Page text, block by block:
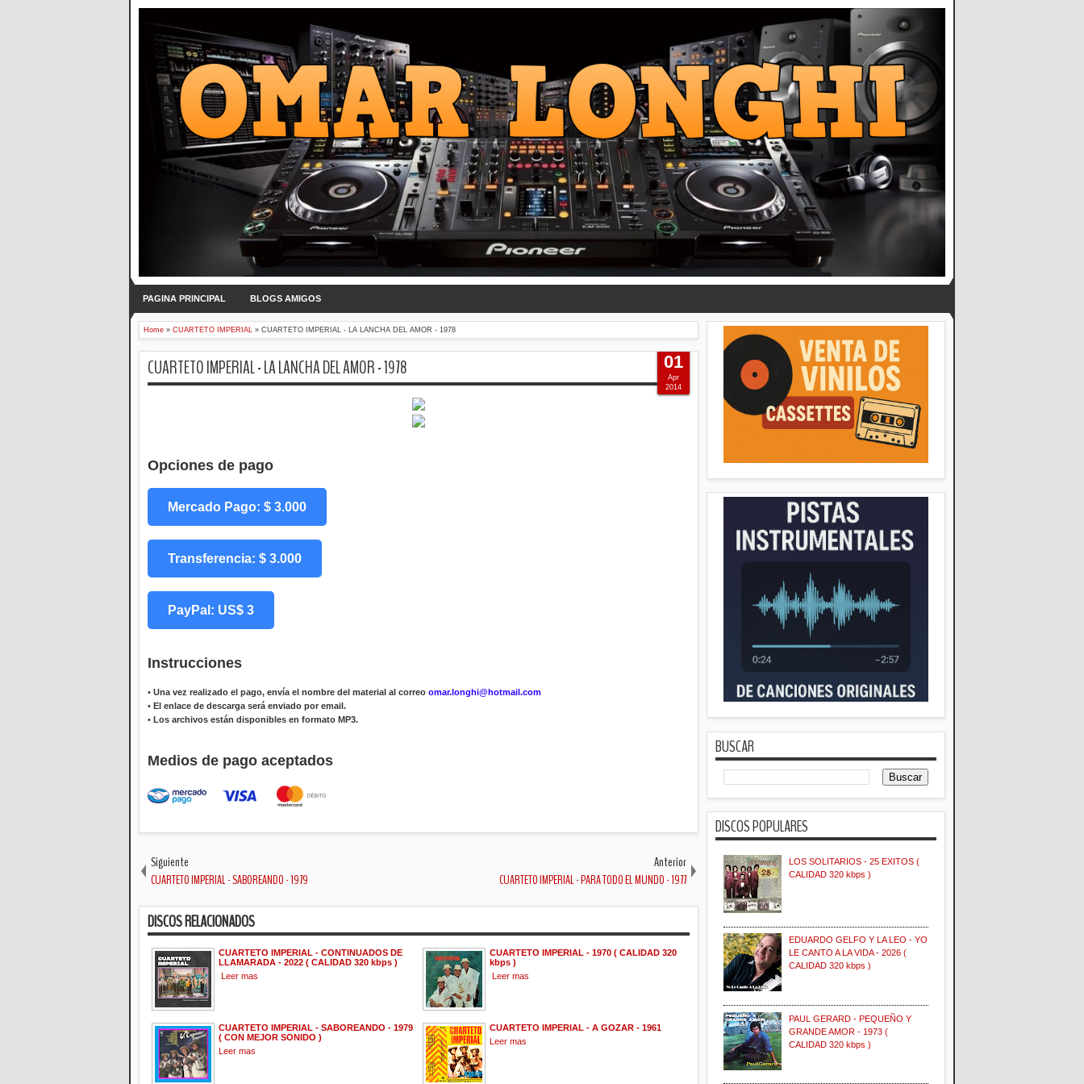
PAGINA PRINCIPAL BLOGS AMIGOS
Home » CUARTETO IMPERIAL » CUARTETO IMPERIAL - LA LANCHA DEL AMOR - 1978
CUARTETO IMPERIAL - LA LANCHA DEL AMOR - 1978
Opciones de pago
Mercado Pago: $ 3.000
Transferencia: $ 3.000
PayPal: US$ 3
Instrucciones
• Una vez realizado el pago, envía el nombre del material al correo omar.longhi@hotmail.com
• El enlace de descarga será enviado por email.
• Los archivos están disponibles en formato MP3.
Medios de pago aceptados
01
Apr
2014
Siguiente
CUARTETO IMPERIAL - SABOREANDO - 1979
Anterior
CUARTETO IMPERIAL - PARA TODO EL MUNDO - 1977
DISCOS RELACIONADOS
CUARTETO IMPERIAL - CONTINUADOS DE
LLAMARADA - 2022 ( CALIDAD 320 kbps )
Leer mas
CUARTETO IMPERIAL - 1970 ( CALIDAD 320
kbps )
Leer mas
CUARTETO IMPERIAL - SABOREANDO - 1979
( CON MEJOR SONIDO )
Leer mas
CUARTETO IMPERIAL - A GOZAR - 1961
Leer mas
BUSCAR
DISCOS POPULARES
LOS SOLITARIOS - 25 EXITOS (
CALIDAD 320 kbps )
EDUARDO GELFO Y LA LEO - YO
LE CANTO A LA VIDA - 2026 (
CALIDAD 320 kbps )
PAUL GERARD - PEQUEÑO Y
GRANDE AMOR - 1973 (
CALIDAD 320 kbps )